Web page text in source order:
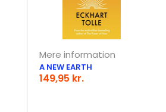
Mere information
A NEW EARTH
149,95 kr.